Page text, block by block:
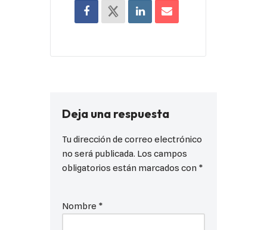
Deja una respuesta
Tu dirección de correo electrónico
no será publicada. Los campos
obligatorios están marcados con *
Nombre *